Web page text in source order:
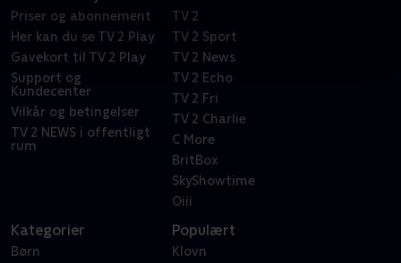
Priser og abonnement
Her kan du se TV 2 Play
Gavekort til TV 2 Play
Support og
Kundecenter
Vilkår og betingelser
TV 2 NEWS i offentligt
rum
TV 2
TV 2 Sport
TV 2 News
TV 2 Echo
TV 2 Fri
TV 2 Charlie
C More
BritBox
SkyShowtime
Oiii
Kategorier
Børn
Populært
Klovn